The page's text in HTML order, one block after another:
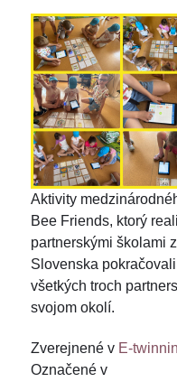
Aktivity
Bee Friends, ktorý
partnerskými školami
Slovenska
všetkých troch
svojom okolí.
Zverejnené v E-
Označené v